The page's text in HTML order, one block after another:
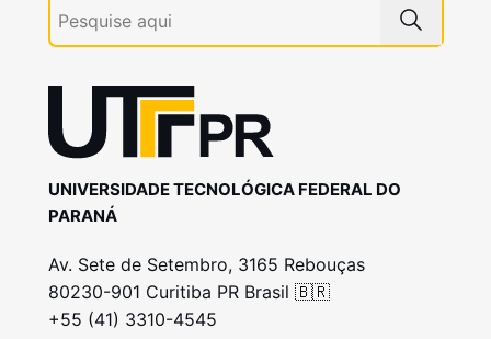
UNIVERSIDADE TECNOLÓGICA FEDERAL DO
PARANÁ
Av. Sete de Setembro, 3165 Rebouças
80230-901 Curitiba PR Brasil 🇧🇷
+55 (41) 3310-4545